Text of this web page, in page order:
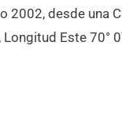
2002, desde
Este